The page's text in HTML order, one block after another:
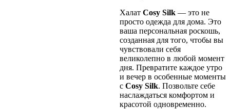
Халат Cosy Silk— это не
просто одежда для дома. Это
ваша персональная роскошь,
созданная для того, чтобы вы
чувствовали себя
великолепно в любой момент
дня. Превратите каждое утро
и вечер в особенные моменты
с Cosy Silk. Позвольте себе
наслаждаться комфортом и
красотой одновременно.